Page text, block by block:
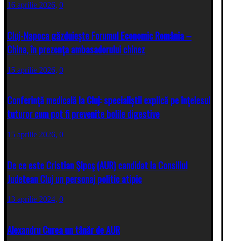
16 aprilie 2026, 0
Cluj-Napoca găzduiește Forumul Economic România –
China, în prezența ambasadorului chinez
15 aprilie 2026, 0
Conferință medicală la Cluj: specialiștii explică pe înțelesul
tuturor cum pot fi prevenite bolile digestive
15 aprilie 2026, 0
De ce este Cristian Şipoş (AUR) candidat la Consiliul
Judetean Cluj un personaj politic atipic
13 aprilie 2024, 0
Alexandru Curea un tânăr de AUR